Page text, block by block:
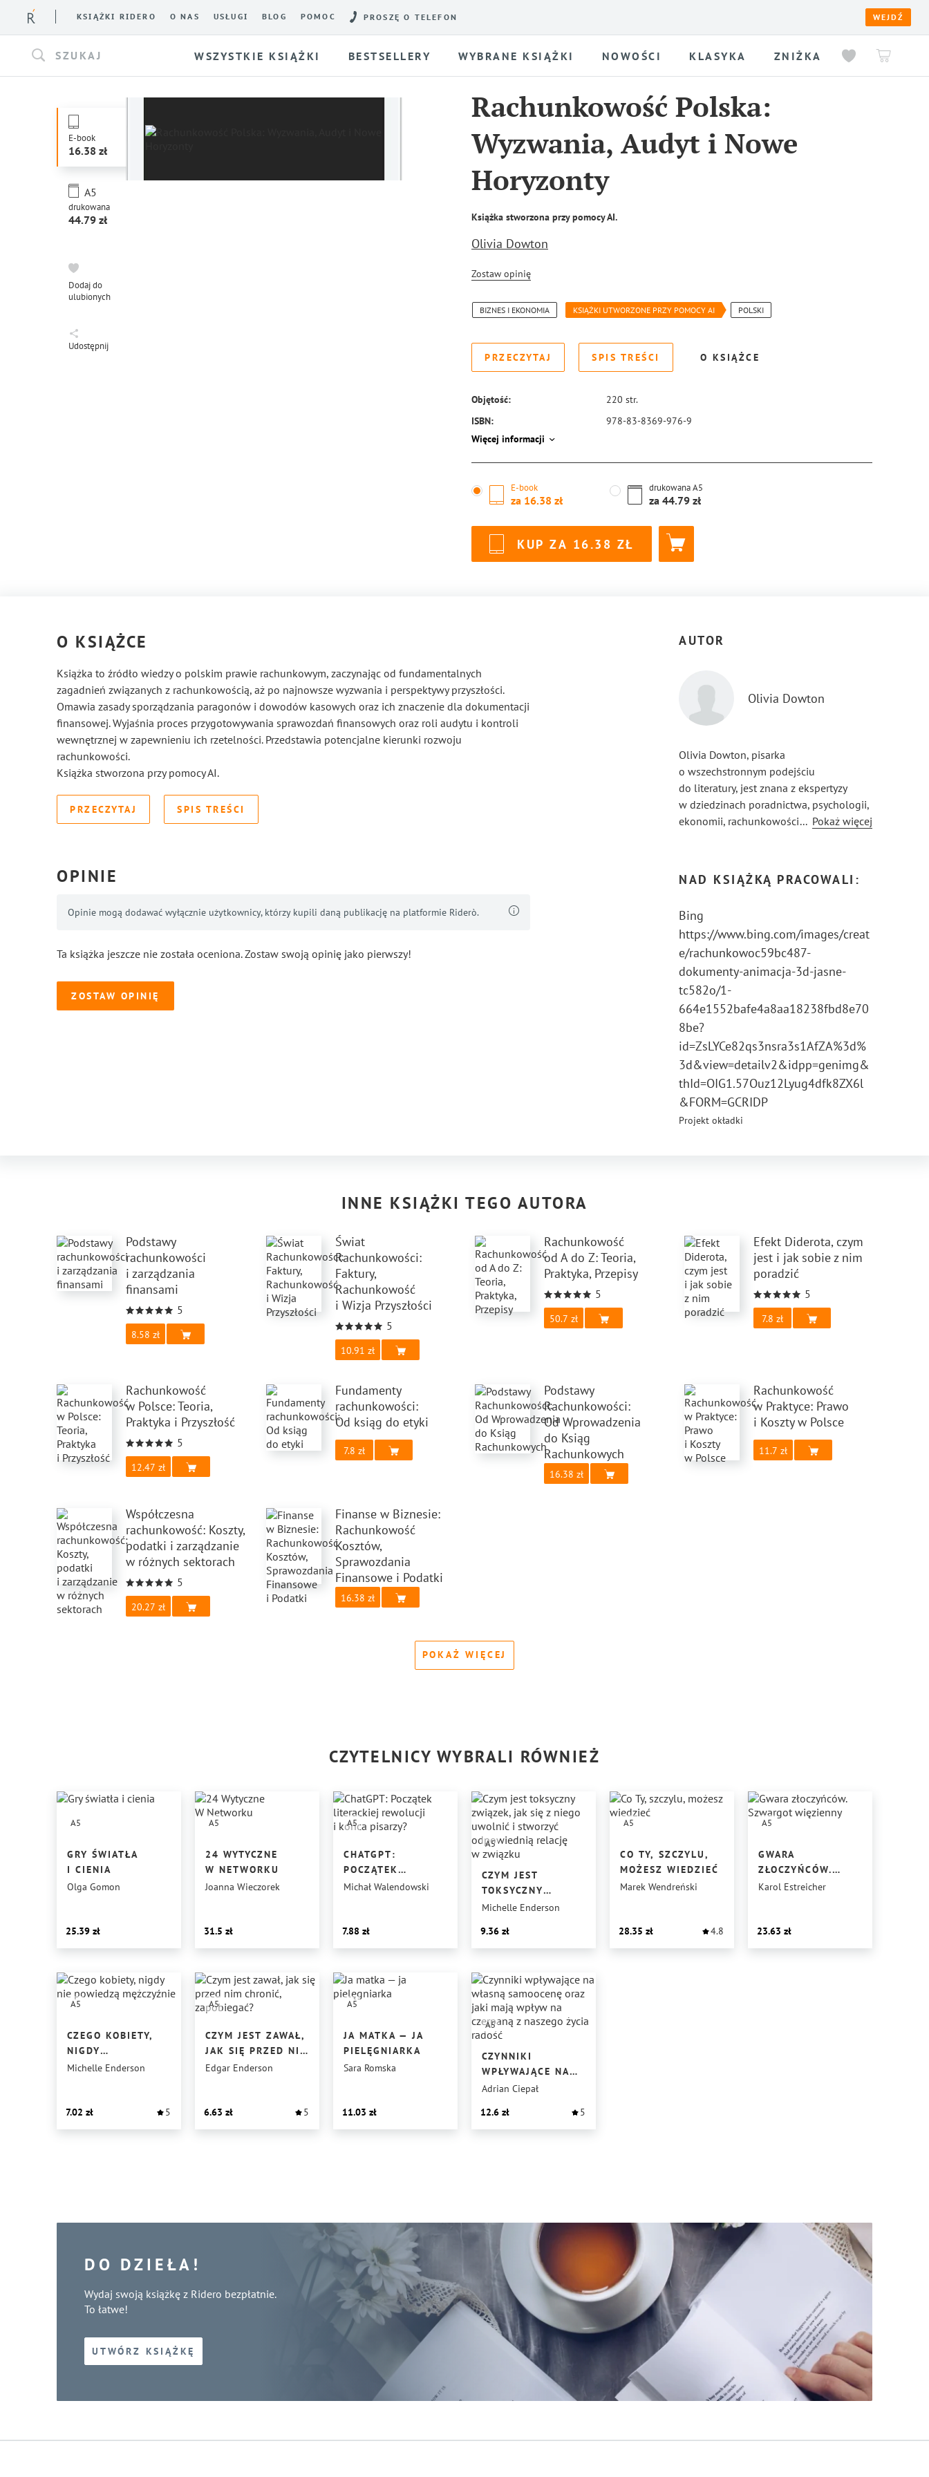
KSIĄŻKI RIDERO O NAS USŁUGI BLOG POMOC PROSZĘ O TELEFON WEJDŹ
SZUKAJ WSZYSTKIE KSIĄŻKI BESTSELLERY WYBRANE KSIĄŻKI NOWOŚCI KLASYKA ZNIŻKA
E-book
16.38
drukowana
A5
44.79
Dodaj do
ulubionych
Udostępnij
Rachunkowość Polska:
Wyzwania, Audyt i Nowe
Horyzonty
Książka stworzona przy pomocy AI.
Olivia Dowton
Zostaw opinię
BIZNES I EKONOMIA KSIĄŻKI UTWORZONE PRZY POMOCY AI POLSKI
PRZECZYTAJ SPIS TREŚCI O KSIĄŻCE
Objętość: 220 str.
ISBN:
978-83-8369-976-9
Więcej informacji
E-book
za 16.38
drukowanaA5
za 44.79
KUP ZA 16.38
O KSIĄŻCE
Książka to źródło wiedzy o polskim prawie rachunkowym, zaczynając od fundamentalnych
zagadnień związanych z rachunkowością, aż po najnowsze wyzwania i perspektywy przyszłości.
Omawia zasady sporządzania paragonów i dowodów kasowych oraz ich znaczenie dla dokumentacji
finansowej. Wyjaśnia proces przygotowywania sprawozdań finansowych oraz roli audytu i kontroli
wewnętrznej w zapewnieniu ich rzetelności. Przedstawia potencjalne kierunki rozwoju
rachunkowości.
Książka stworzona przy pomocy AI.
PRZECZYTAJ SPIS TREŚCI
OPINIE
Opinie mogą dodawać wyłącznie użytkownicy, którzy kupili daną publikację na platformie Riderò.
Ta książka jeszcze nie została oceniona. Zostaw swoją opinię jako pierwszy!
ZOSTAW OPINIĘ
AUTOR
Olivia Dowton
Olivia Dowton, pisarka
o wszechstronnym podejściu
do literatury, jest znana z ekspertyzy
w dziedzinach poradnictwa, psychologii,
ekonomii, rachunkowości i biznesu. Jej
praktyczne spojrzenie na życie,
motywując czytelników do głębszej
... Pokaż więcej
NAD KSIĄŻKĄ PRACOWALI:
Bing
https://www.bing.com/images/creat
e/rachunkowoc59bc487-
dokumenty-animacja-3d-jasne-
tc582o/1-
664e1552bafe4a8aa18238fbd8e70
8be?
id=ZsLYCe82qs3nsra3s1AfZA%3d%
3d&view=detailv2&idpp=genimg&
thId=OIG1.57Ouz12Lyug4dfk8ZX6l
&FORM=GCRIDP
Projekt okładki
INNE KSIĄŻKI TEGO AUTORA
Podstawy
rachunkowości
i zarządzania
finansami
5
8.58
Świat
Rachunkowości:
Faktury,
Rachunkowość
i Wizja Przyszłości
5
10.91
Rachunkowość
od A do Z: Teoria,
Praktyka, Przepisy
5
50.7
Efekt Diderota, czym
jest i jak sobie z nim
poradzić
5
7.8
Rachunkowość
w Polsce: Teoria,
Praktyka i Przyszłość
5
12.47
Fundamenty
rachunkowości:
Od ksiąg do etyki
7.8
Podstawy
Rachunkowości:
Od Wprowadzenia
do Ksiąg
Rachunkowych
16.38
Rachunkowość
w Praktyce: Prawo
i Koszty w Polsce
11.7
Współczesna
rachunkowość: Koszty,
podatki i zarządzanie
w różnych sektorach
5
20.27
Finanse w Biznesie:
Rachunkowość
Kosztów,
Sprawozdania
Finansowe i Podatki
16.38
POKAŻ WIĘCEJ
CZYTELNICY WYBRALI RÓWNIEŻ
A5
GRY ŚWIATŁA
I CIENIA
Olga Gomon
25.39
A5
24 WYTYCZNE
W NETWORKU
Joanna Wieczorek
31.5
A5
CHATGPT:
POCZĄTEK
LITERACKIEJ
Michał Walendowski
7.88
A5
CZYM JEST
TOKSYCZNY
ZWIĄZEK, JAK SIĘ
I STWORZYĆ
ODPOWIEDNIĄ
W ZWIĄZKU
Michelle Enderson
9.36
A5
CO TY, SZCZYLU,
MOŻESZ WIEDZIEĆ
Marek Wendreński
28.35 4.8
A5
GWARA
ZŁOCZYŃCÓW.
SZWARGOT
Karol Estreicher
23.63
A5
CZEGO KOBIETY,
NIGDY
NIE POWIEDZĄ
Michelle Enderson
7.02 5
A5
CZYM JEST ZAWAŁ,
JAK SIĘ PRZED NIM
CHRONIĆ,
Edgar Enderson
6.63 5
A5
JA MATKA — JA
PIELĘGNIARKA
Sara Romska
11.03
A5
CZYNNIKI
WPŁYWAJĄCE NA
WŁASNĄ
JAKI MAJĄ WPŁYW
NA CZERPANĄ Z
Adrian Ciepał
12.6
5
DO DZIEŁA!
Wydaj swoją książkę z Ridero bezpłatnie.
To łatwe!
UTWÓRZ KSIĄŻKĘ